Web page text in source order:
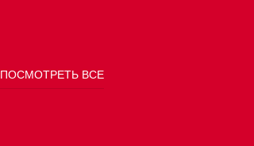
ПОСМОТРЕТЬ ВСЕ